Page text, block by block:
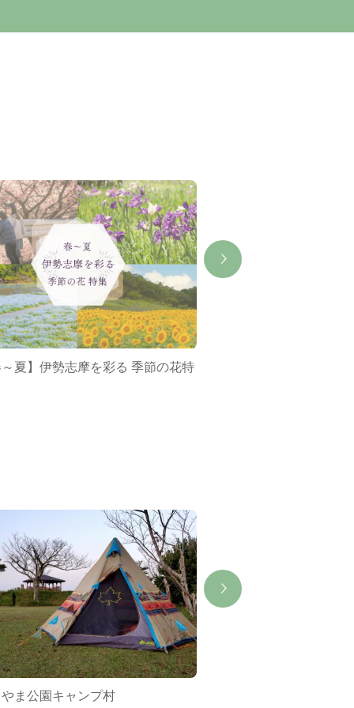
～夏】伊勢志摩を彩る 季節の花特
やま公園キャンプ村